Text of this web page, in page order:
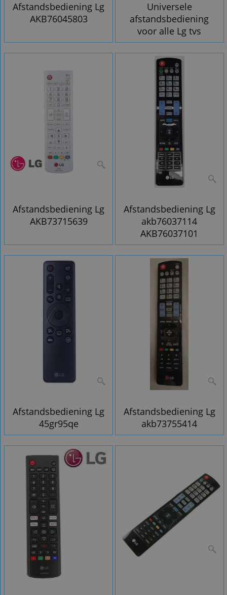
Afstandsbediening Lg
AKB76045803
Universele
afstandsbediening
voor alle Lg tvs
Afstandsbediening Lg
AKB73715639
Afstandsbediening Lg
akb76037114
AKB76037101
Afstandsbediening Lg
45gr95qe
Afstandsbediening Lg
akb73755414